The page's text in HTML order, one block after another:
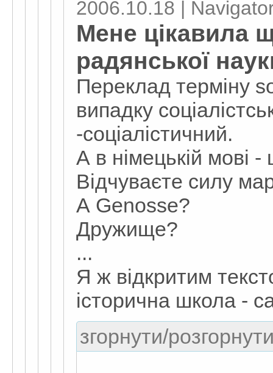
2006.10.18 |
Мене цікавила
радянської
Переклад терміну
випадку
-соціалістичний.
А в німецькій мові
Відчуваєте силу
А Genosse?
Дружище?
...
Я ж відкритим
історична школа -
згорнути/